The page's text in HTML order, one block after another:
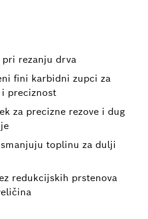
rezanju drva
fini karbidni zupci za
preciznost
za precizne rezove i dug
toplinu za dulji
redukcijskih prstenova